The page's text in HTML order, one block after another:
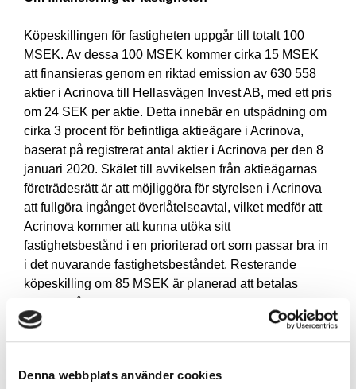
Denna webbplats använder cookies
Köpeskillingen för fastigheten uppgår till totalt 100
MSEK. Av dessa 100 MSEK kommer cirka 15 MSEK
att finansieras genom en riktad emission av 630 558
aktier i Acrinova till Hellasvägen Invest AB, med ett pris
om 24 SEK per aktie. Detta innebär en utspädning om
cirka 3 procent för befintliga aktieägare i Acrinova,
baserat på registrerat antal aktier i Acrinova per den 8
januari 2020. Skälet till avvikelsen från aktieägarnas
företrädesrätt är att möjliggöra för styrelsen i Acrinova
att fullgöra ingånget överlåtelseavtal, vilket medför att
Acrinova kommer att kunna utöka sitt
fastighetsbestånd i en prioriterad ort som passar bra in
i det nuvarande fastighetsbeståndet. Resterande
köpeskilling om 85 MSEK är planerad att betalas
kontant från dels Acrinovas egna kassa och dels
genom banklån.